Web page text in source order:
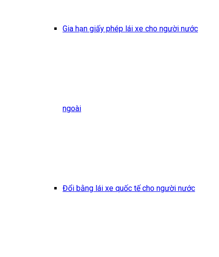
Gia hạn giấy phép lái xe cho người nước
ngoài
Đổi bằng lái xe quốc tế cho người nước